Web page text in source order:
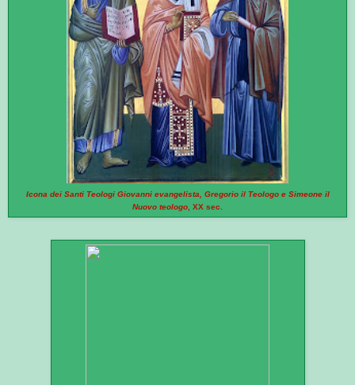
Icona dei Santi Teologi Giovanni evangelista, Gregorio il Teologo e Simeone il
Nuovo teologo , XX sec.